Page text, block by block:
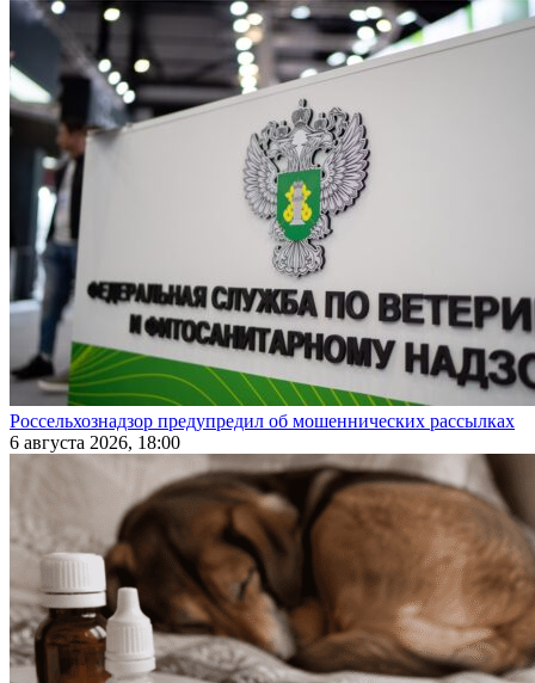
Россельхознадзор предупредил об мошеннических рассылках
6 августа 2026, 18:00